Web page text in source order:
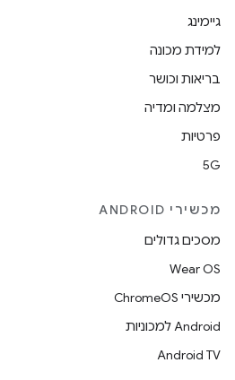
גיימינג
למידת מכונה
בריאות וכושר
מצלמה ומדיה
פרטיות
5G
מכשירי ANDROID
מסכים גדולים
Wear OS
מכשירי ChromeOS
Android למכוניות
Android TV